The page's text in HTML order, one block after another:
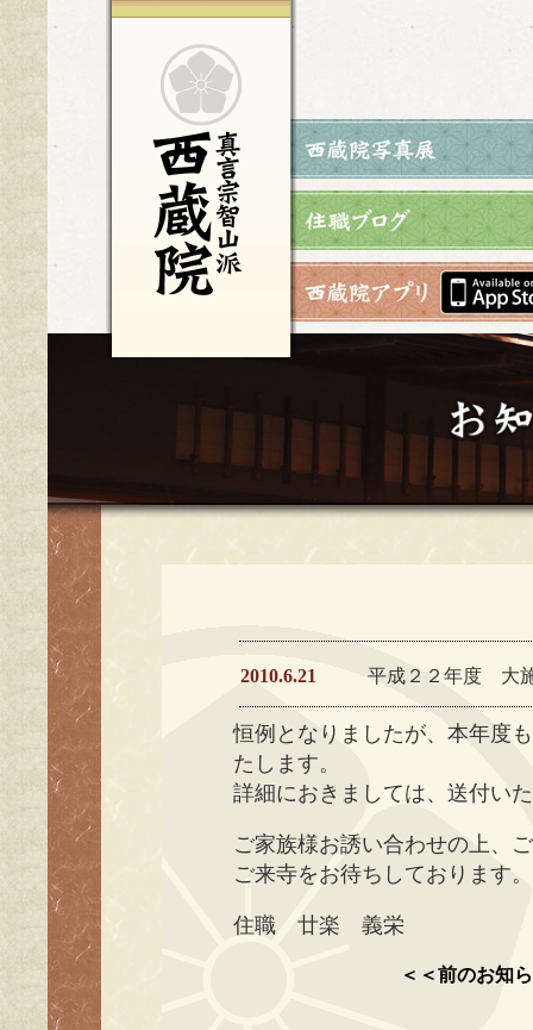
2010.6.21 平成２２年度 大
恒例となりましたが、本年度
たします。
詳細におきましては、送付い
ご家族様お誘い合わせの上、
ご来寺をお待ちしております。
住職 廿楽 義栄
＜＜前のお知